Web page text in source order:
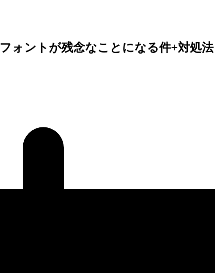
フォントが残念なことになる件+対処法